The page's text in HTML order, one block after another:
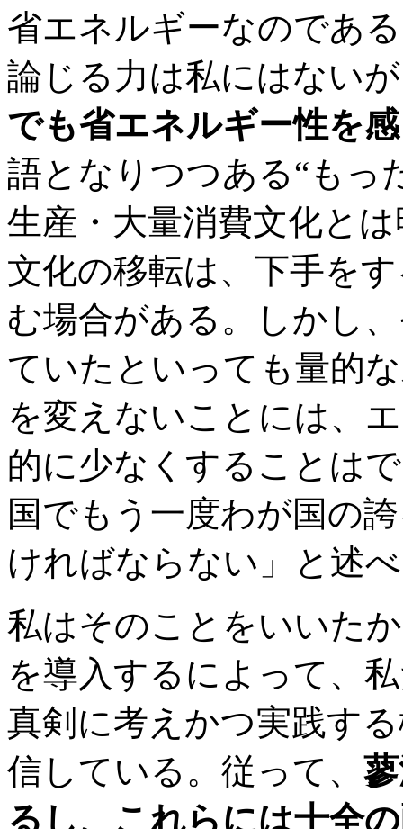
省エネルギーなのであ
論じる力は私にはない
でも省エネルギー性を
語となりつつある“もっ
生産・大量消費文化と
文化の移転は、下手を
む場合がある。しかし
ていたといっても量的
を変えないことには、
的に少なくすることは
国でもう一度わが国の
ければならない」と述
私はそのことをいいた
を導入するによって、
真剣に考えかつ実践す
信している。従って、
るし、これらには十全